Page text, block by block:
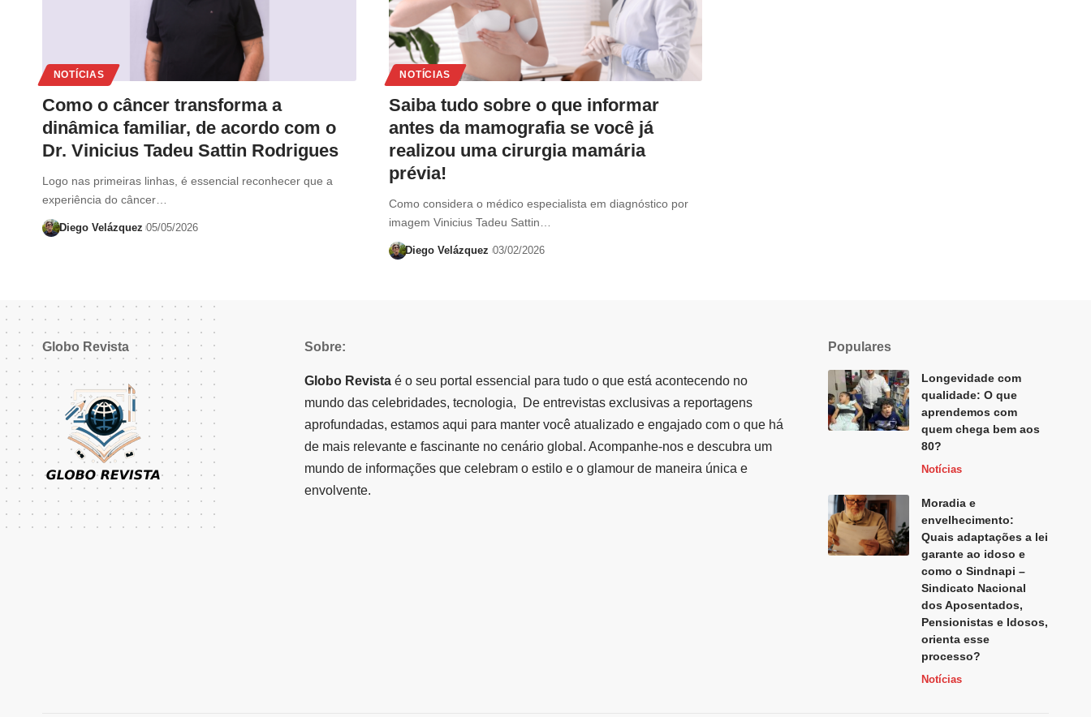
NOTÍCIAS
Como o câncer transforma a
dinâmica familiar, de acordo com o
Dr. Vinicius Tadeu Sattin Rodrigues
Logo nas primeiras linhas, é essencial reconhecer que a
experiência do câncer…
Diego Velázquez 05/05/2026
NOTÍCIAS
Saiba tudo sobre o que informar
antes da mamografia se você já
realizou uma cirurgia mamária
prévia!
Como considera o médico especialista em diagnóstico por
imagem Vinicius Tadeu Sattin…
Diego Velázquez 03/02/2026
Globo Revista Sobre:
Globo Revistaé o seu portal essencial para tudo o que está acontecendo no
mundo das celebridades, tecnologia, De entrevistas exclusivas a reportagens
aprofundadas, estamos aqui para manter você atualizado e engajado com o que há
de mais relevante e fascinante no cenário global. Acompanhe-nos e descubra um
mundo de informações que celebram o estilo e o glamour de maneira única e
envolvente.
Populares
Longevidade com
qualidade: O que
aprendemos com
quem chega bem aos
80?
Notícias
Moradia e
envelhecimento:
Quais adaptações a lei
garante ao idoso e
como o Sindnapi –
Sindicato Nacional
dos Aposentados,
Pensionistas e Idosos,
orienta esse
processo?
Notícias